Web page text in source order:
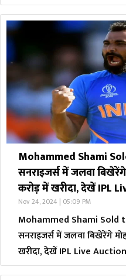
Mohammed Shami
सनराइजर्स में जलवा
करोड़ में खरीदा, देखें IPL
Nov 24, 2024 | 05:09 PM
Mohammed Shami Sold
सनराइजर्स में जलवा बिखेरेंगे
खरीदा, देखें IPL Live Auction